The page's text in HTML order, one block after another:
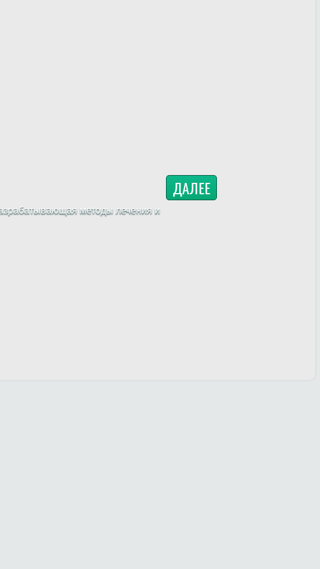
ДАЛЕЕ
методы лечения и